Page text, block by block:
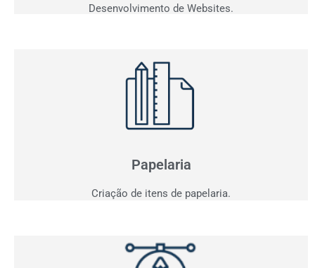
Desenvolvimento de Websites.
Papelaria
Criação de itens de papelaria.
Não basta ser bom. Precisa mostrar que é!